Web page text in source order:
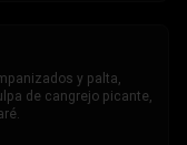
y palta,
de cangrejo picante,